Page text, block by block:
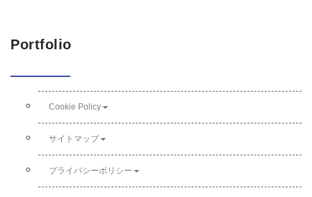
Portfolio
Cookie Policy
サイトマップ
プライバシーポリシー